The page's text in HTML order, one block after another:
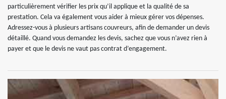
particulièrement vérifier les prix qu’il applique et la qualité de sa
prestation. Cela va également vous aider à mieux gérer vos dépenses.
Adressez-vous à plusieurs artisans couvreurs, afin de demander un devis
détaillé. Quand vous demandez les devis, sachez que vous n’avez rien à
payer et que le devis ne vaut pas contrat d’engagement.